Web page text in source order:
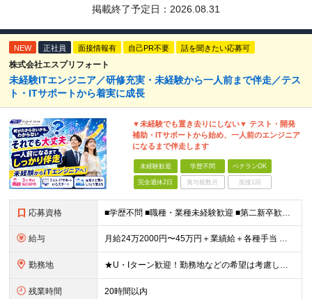
掲載終了予定日： 2026.08.31
NEW 正社員 面接情報有 自己PR不要 話を聞きたい応募可
株式会社エスプリフォート
未経験ITエンジニア／研修充実・未経験から一人前まで伴走／テス
ト・ITサポートから着実に成長
▼未経験でも置き去りにしない▼ テスト・開発
補助・ITサポートから始め、一人前のエンジニア
になるまで伴走します
未経験歓迎 学歴不問 ベテランOK
完全週休2日 賞与複数月 面接1回
応募資格 ■学歴不問 ■職種・業種未経験歓迎 ■第二新卒歓迎 ■IT知識・プログラミング経験不問 《こんな方を歓迎します》 □未経験から本気でITエンジニアを目指したい方 □研修後に放置されない環境で成長した
給与 月給24万2000円〜45万円＋業績給＋各種手当 ※経験・実績に応じ、当社規定により優遇 ※時間外労働分は別途支給 ■給与にプラスしてもらえる手当・インセンティブ 【各種手当あり】 ■役職手当／15
勤務地 ★U・Iターン歓迎！勤務地などの希望は考慮します ★転勤ナシ ※勤務地は希望を考慮します。 【大阪本社】 大阪府大阪市西区江戸堀2-2-1 アズワン別館8F 【東京事業所】 東京都新宿区四谷4-
残業時間 20時間以内